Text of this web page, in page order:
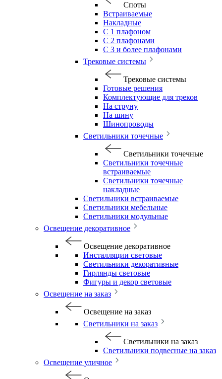
Споты
Встраиваемые
Накладные
С 1 плафоном
С 2 плафонами
С 3 и более плафонами
Трековые системы
Трековые системы
Готовые решения
Комплектующие для треков
На струну
На шину
Шинопроводы
Светильники точечные
Светильники точечные
Светильники точечные
встраиваемые
Светильники точечные
накладные
Светильники встраиваемые
Светильники мебельные
Светильники модульные
Освещение декоративное
Освещение декоративное
Инсталляции световые
Светильники декоративные
Гирлянды световые
Фигуры и декор световые
Освещение на заказ
Освещение на заказ
Светильники на заказ
Светильники на заказ
Светильники подвесные на заказ
Освещение уличное